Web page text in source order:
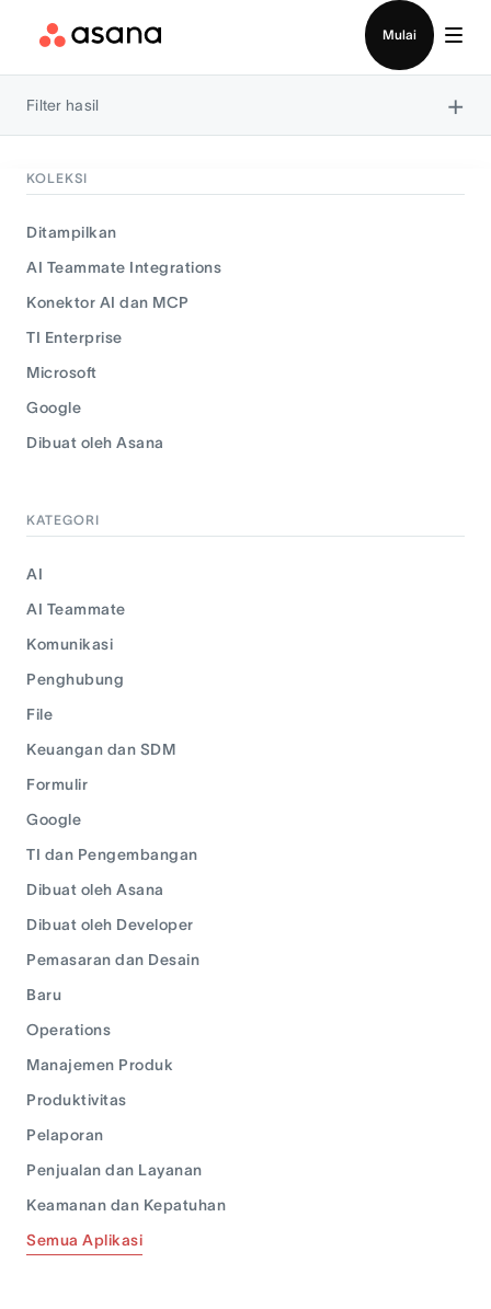
Mulai
Filter hasil ×
KOLEKSI
Ditampilkan
AI Teammate Integrations
Konektor AI dan MCP
TI Enterprise
Microsoft
Google
Dibuat oleh Asana
KATEGORI
AI
AI Teammate
Komunikasi
Penghubung
File
Keuangan dan SDM
Formulir
Google
TI dan Pengembangan
Dibuat oleh Asana
Dibuat oleh Developer
Pemasaran dan Desain
Baru
Operations
Manajemen Produk
Produktivitas
Pelaporan
Penjualan dan Layanan
Keamanan dan Kepatuhan
Semua Aplikasi